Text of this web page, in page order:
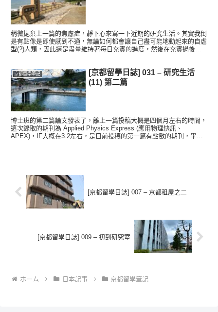
稍微拋棄上一篇的焦慮症，靜下心來寫一下近期的研究生活。其實我倒
是有點像是即使感到不適，無論如何都會讓自己盡可能地動起來的自虐
型(?)人類，因此還是盡量維持著每日充實的進度，然後在充實過後面
京都留學筆記
[京都留學日誌] 031 – 研究生活
(11) 第二篇
博士班的第二篇論文發表了，離上一篇投稿大概是四個月左右的時間，
這次錄取的期刊為 Applied Physics Express (應用物理快訊、
APEX)，IF大概在3.2左右，是目前投稿的第一篇有點數的期刊，畢竟
[京都留學日誌] 007 – 京都租屋之二
[京都留學日誌] 009 – 初到研究室
ホーム 日本記事 京都留學筆記